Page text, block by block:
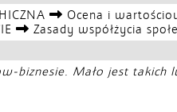
Ocena i
Zasady współżycia
biznesie. Mało jest takich